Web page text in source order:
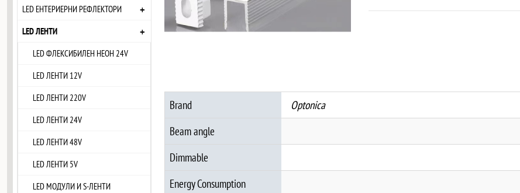
LED ЕНТЕРИЕРНИ РЕФЛЕКТОРИ +
LED ЛЕНТИ
LED ФЛЕКСИБИЛЕН НЕОН 24V
LED ЛЕНТИ 12V
LED ЛЕНТИ 220V
LED ЛЕНТИ 24V
LED ЛЕНТИ 48V
LED ЛЕНТИ 5V
LED МОДУЛИ И S-ЛЕНТИ
+
ЗА
И
КАПАК
NONE
Brand
Optonica
Beam angle
Dimmable
Energy Consumption